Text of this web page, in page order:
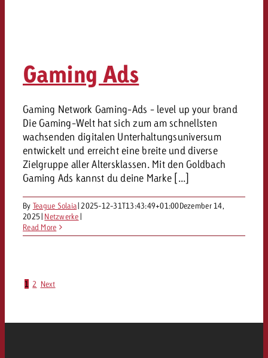
Gaming Ads
Gaming Network Gaming-Ads - level up your brand
Die Gaming-Welt hat sich zum am schnellsten
wachsenden digitalen Unterhaltungsuniversum
entwickelt und erreicht eine breite und diverse
Zielgruppe aller Altersklassen. Mit den Goldbach
Gaming Ads kannst du deine Marke [...]
By Teague Solaia| 2025-12-31T13:43:49+01:00Dezember 14,
2025| Netzwerke|
Read More
1 2 Next